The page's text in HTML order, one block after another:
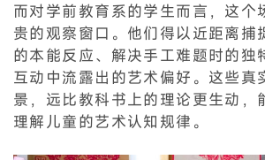
而对学前教育系的学生而言，这个
贵的观察窗口。他们得以近距离捕
的本能反应、解决手工难题时的独
互动中流露出的艺术偏好。这些真
景，远比教科书上的理论更生动，
理解儿童的艺术认知规律。